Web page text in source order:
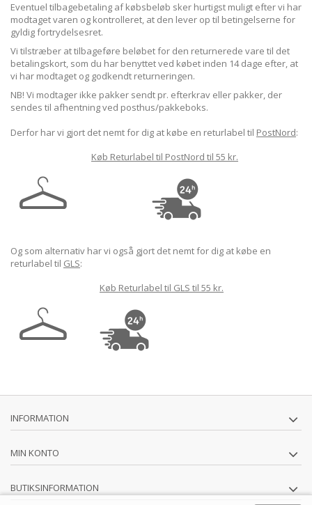
Eventuel tilbagebetaling af købsbeløb sker hurtigst muligt efter vi har
modtaget varen og kontrolleret, at den lever op til betingelserne for
gyldig fortrydelsesret.
Vi tilstræber at tilbageføre beløbet for den returnerede vare til det
betalingskort, som du har benyttet ved købet inden 14 dage efter, at
vi har modtaget og godkendt returneringen.
NB! Vi modtager ikke pakker sendt pr. efterkrav eller pakker, der
sendes til afhentning ved posthus/pakkeboks.
Derfor har vi gjort det nemt for dig at købe en returlabel til PostNord:
Køb Returlabel til PostNord til 55 kr.
Og som alternativ har vi også gjort det nemt for dig at købe en
returlabel til GLS:
Køb Returlabel til GLS til 55 kr.
INFORMATION
MIN KONTO
BUTIKSINFORMATION